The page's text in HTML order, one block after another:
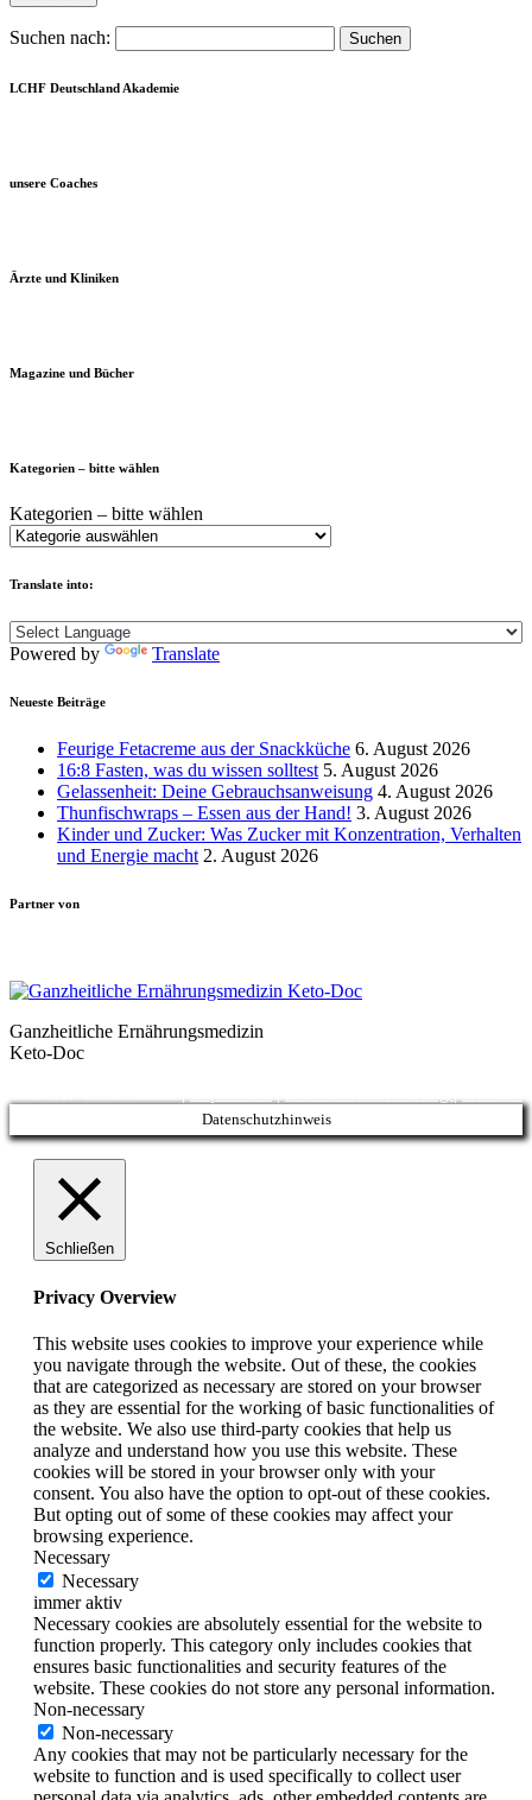
Suchen nach:
LCHF Deutschland Akademie
unsere Coaches
Ärzte und Kliniken
Magazine und Bücher
Kategorien – bitte wählen
Kategorien – bitte wählen
Translate into:
Powered by Translate
Neueste Beiträge
Feurige Fetacreme aus der Snackküche 6. August 2026
16:8 Fasten, was du wissen solltest 5. August 2026
Gelassenheit: Deine Gebrauchsanweisung 4. August 2026
Thunfischwraps – Essen aus der Hand! 3. August 2026
Kinder und Zucker: Was Zucker mit Konzentration, Verhalten
und Energie macht 2. August 2026
Partner von
Ganzheitliche Ernährungsmedizin
Keto-Doc
Datenschutzhinweis
Schließen
Privacy Overview
This website uses cookies to improve your experience while
you navigate through the website. Out of these, the cookies
that are categorized as necessary are stored on your browser
as they are essential for the working of basic functionalities of
the website. We also use third-party cookies that help us
analyze and understand how you use this website. These
cookies will be stored in your browser only with your
consent. You also have the option to opt-out of these cookies.
But opting out of some of these cookies may affect your
browsing experience.
Necessary
Necessary
immer aktiv
Necessary cookies are absolutely essential for the website to
function properly. This category only includes cookies that
ensures basic functionalities and security features of the
website. These cookies do not store any personal information.
Non-necessary
Non-necessary
Any cookies that may not be particularly necessary for the
website to function and is used specifically to collect user